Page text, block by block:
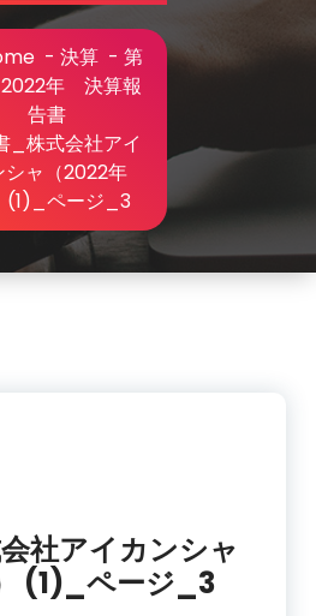
- 決算- 第
年 決算報
告書
_株式会社アイ
シャ（2022年
(1)_ページ_3
社アイカンシャ
(1)_ページ_3